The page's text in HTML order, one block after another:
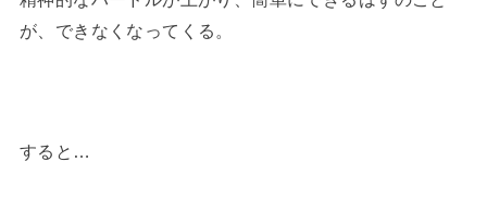
が、できなくなってくる。
すると…